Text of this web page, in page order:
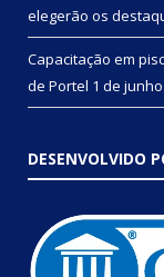
elegerão os
Capacitação em
de Portel 1 de
DESENVOLVIDO